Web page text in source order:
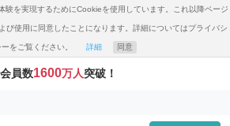
験を実現するためにCookieを使用しています。これ以降ページ
び使用に同意したことになります。詳細についてはプライバシ
をご覧ください。 詳細 同意
員数1600万人突破！